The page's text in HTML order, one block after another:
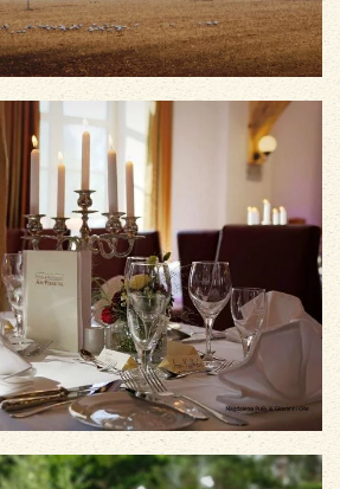
vergrößern